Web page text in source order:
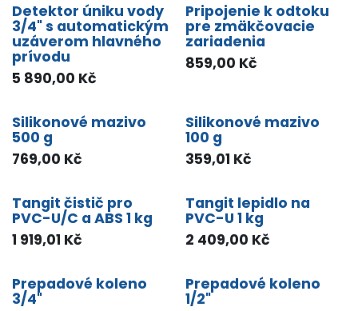
Detektor úniku vody
3/4" s automatickým
uzáverom hlavného
prívodu
5 890,00 Kč
Pripojenie k odtoku
pre zmäkčovacie
zariadenia
859,00 Kč
Silikonové mazivo
500 g
769,00 Kč
Silikonové mazivo
100 g
359,01 Kč
Tangit čistič pro
PVC-U/C a ABS 1 kg
1 919,01 Kč
Tangit lepidlo na
PVC-U 1 kg
2 409,00 Kč
Prepadové koleno
3/4"
Prepadové koleno
1/2"